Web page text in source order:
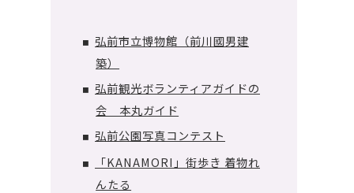
■
弘前市立博物館（前川國男建
築）
■
弘前観光ボランティアガイドの
会 本丸ガイド
■ 弘前公園写真コンテスト
■
「KANAMORI」街歩き 着物れ
んたる